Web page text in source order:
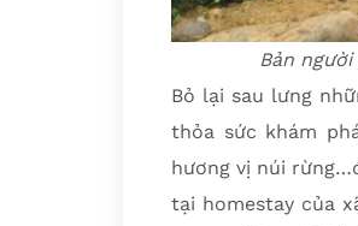
Bản
Bỏ lại sau lưng
thỏa sức khám
hương vị núi
tại homestay của